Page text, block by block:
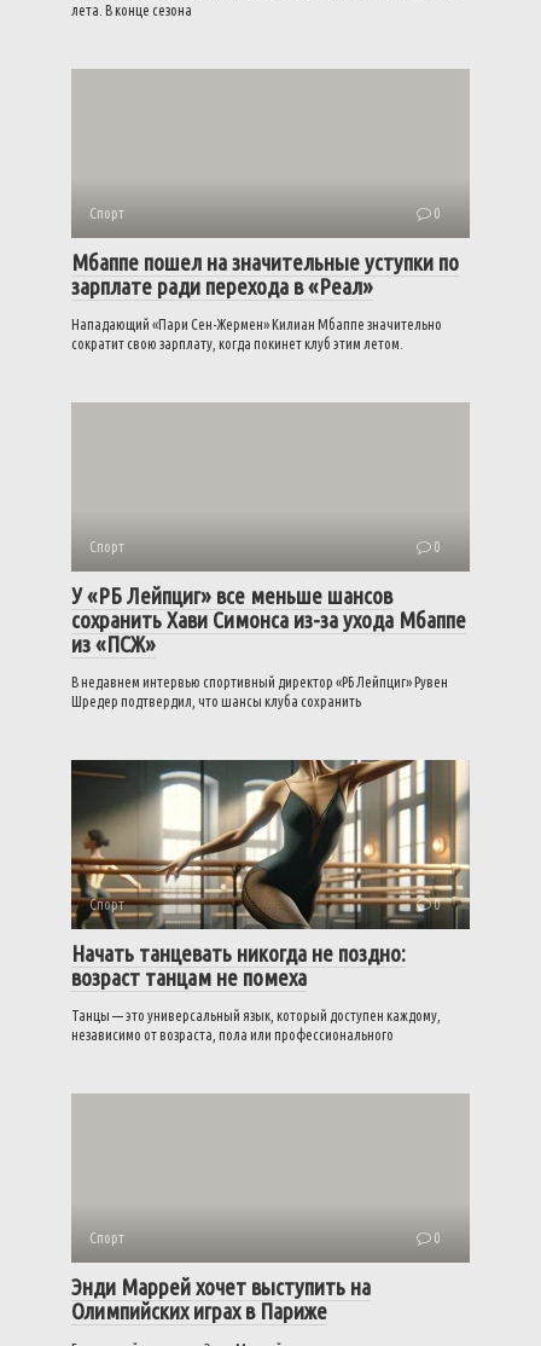
лета. В конце сезона
Спорт 0
Мбаппе пошел на значительные уступки по
зарплате ради перехода в «Реал»
Нападающий «Пари Сен-Жермен» Килиан Мбаппе значительно
сократит свою зарплату, когда покинет клуб этим летом.
Спорт 0
У «РБ Лейпциг» все меньше шансов
сохранить Хави Симонса из-за ухода Мбаппе
из «ПСЖ»
В недавнем интервью спортивный директор «РБ Лейпциг» Рувен
Шредер подтвердил, что шансы клуба сохранить
Спорт 0
Начать танцевать никогда не поздно:
возраст танцам не помеха
Танцы — это универсальный язык, который доступен каждому,
независимо от возраста, пола или профессионального
Спорт 0
Энди Маррей хочет выступить на
Олимпийских играх в Париже